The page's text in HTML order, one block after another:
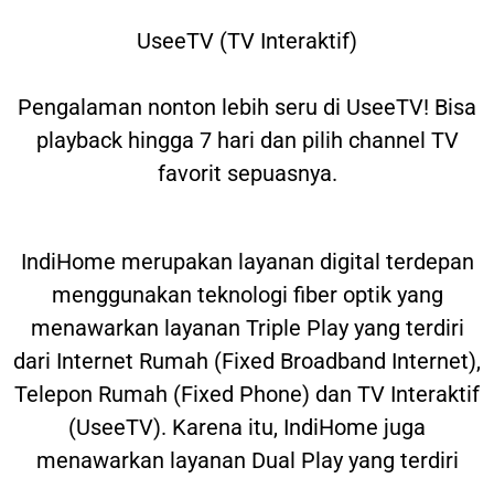
UseeTV (TV Interaktif)
Pengalaman nonton lebih seru di UseeTV! Bisa
playback hingga 7 hari dan pilih channel TV
favorit sepuasnya.
IndiHome merupakan layanan digital terdepan
menggunakan teknologi fiber optik yang
menawarkan layanan Triple Play yang terdiri
dari Internet Rumah (Fixed Broadband Internet),
Telepon Rumah (Fixed Phone) dan TV Interaktif
(UseeTV). Karena itu, IndiHome juga
menawarkan layanan Dual Play yang terdiri